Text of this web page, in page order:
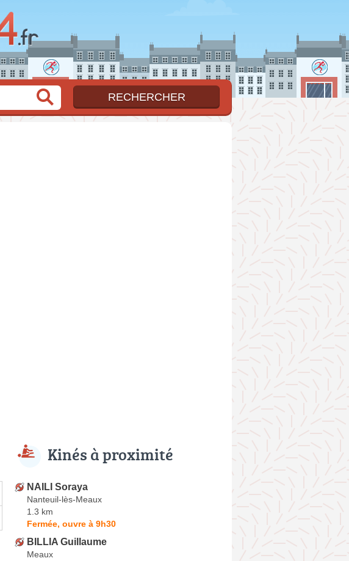
Kinés à proximité
NAILI Soraya
Nanteuil-lès-Meaux
1.3 km
Fermée, ouvre à 9h30
BILLIA Guillaume
Meaux